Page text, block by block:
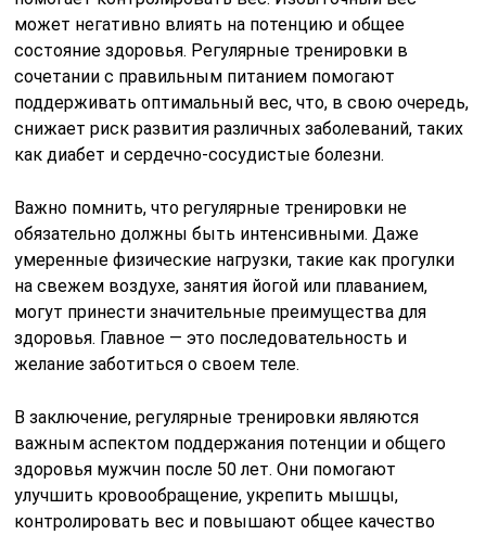
может негативно влиять на потенцию и общее
состояние здоровья. Регулярные тренировки в
сочетании с правильным питанием помогают
поддерживать оптимальный вес, что, в свою очередь,
снижает риск развития различных заболеваний, таких
как диабет и сердечно-сосудистые болезни.
Важно помнить, что регулярные тренировки не
обязательно должны быть интенсивными. Даже
умеренные физические нагрузки, такие как прогулки
на свежем воздухе, занятия йогой или плаванием,
могут принести значительные преимущества для
здоровья. Главное — это последовательность и
желание заботиться о своем теле.
В заключение, регулярные тренировки являются
важным аспектом поддержания потенции и общего
здоровья мужчин после 50 лет. Они помогают
улучшить кровообращение, укрепить мышцы,
контролировать вес и повышают общее качество